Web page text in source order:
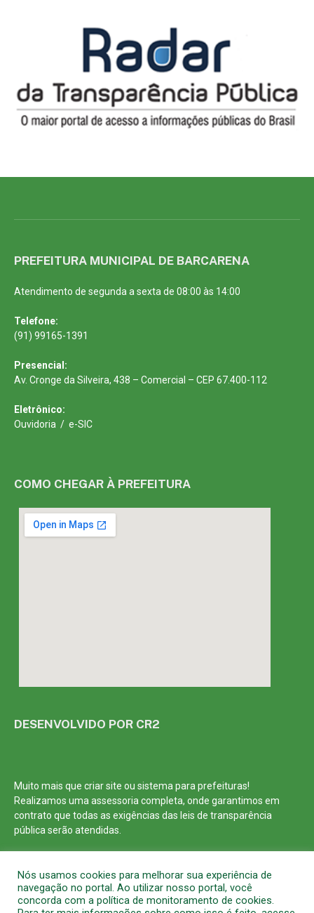
PREFEITURA MUNICIPAL DE BARCARENA
Atendimento de segunda a sexta de 08:00 às 14:00
Telefone:
(91) 99165-1391
Presencial:
Av. Cronge da Silveira, 438 – Comercial – CEP 67.400-112
Eletrônico:
Ouvidoria / e-SIC
COMO CHEGAR À PREFEITURA
DESENVOLVIDO POR CR2
Muito mais que criar site ou sistema para prefeituras!
Realizamos umaassessoriacompleta, onde garantimos em
contrato que todas as exigências das leis de transparência
públicaserão atendidas.
Nós usamos cookies para melhorar sua experiência de
navegação no portal. Ao utilizar nosso portal, você
concorda com a política de monitoramento de cookies.